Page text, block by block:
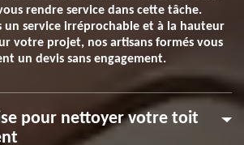
rendre service dans cette tâche.
un service irréprochable et à la hauteur
votre projet, nos artisans formés vous
un devis sans engagement.
pour nettoyer votre toit